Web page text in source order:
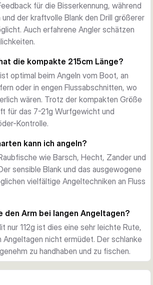
diese Rute perfekt für Situationen, wo
vom Boot, an zugewachsenen
dir volle Bewegungsfreiheit.
für die Bisserkennung, während
der kraftvolle Blank den Drill größerer
Auch erfahrene Angler schätzen
die kompakte 215cm Länge?
optimal beim Angeln vom Boot, an
oder in engen Flussabschnitten, wo
wären. Trotz der kompakten Größe
für das 7-21g Wurfgewicht und
Kontrolle.
kann ich angeln?
wie Barsch, Hecht, Zander und
sensible Blank und das ausgewogene
vielfältige Angeltechniken an Fluss
den Arm bei langen Angeltagen?
nur 112g ist dies eine sehr leichte Rute,
Angeltagen nicht ermüdet. Der schlanke
zu handhaben und zu fischen.